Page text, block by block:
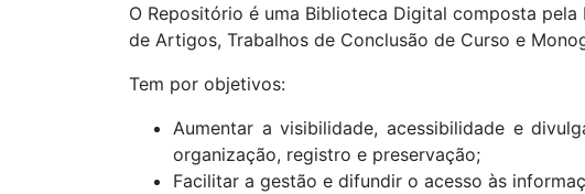
O Repositório é uma Biblioteca Digital composta
de Artigos, Trabalhos de Conclusão de Curso e
Tem por objetivos:
Aumentar a visibilidade, acessibilidade e
organização, registro e preservação;
Facilitar a gestão e difundir o acesso às